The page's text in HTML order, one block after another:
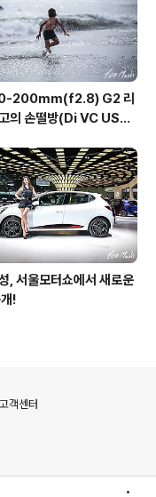
200mm(f2.8) G2 리
의 손떨방(Di VC USD
, 서울모터쇼에서 새로운
!
고객센터